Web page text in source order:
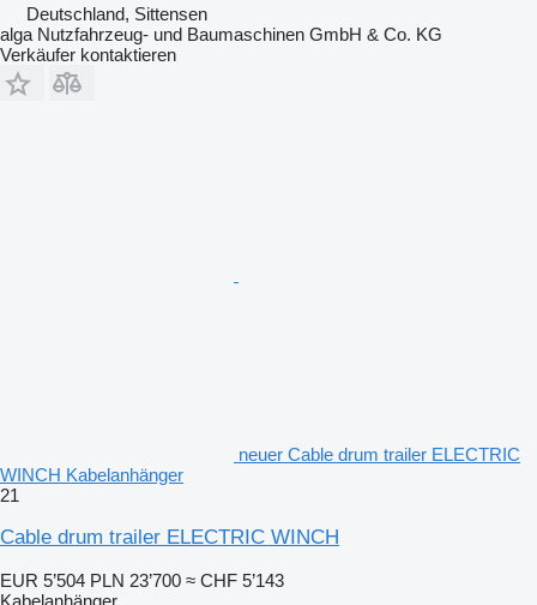
Deutschland, Sittensen
alga Nutzfahrzeug- und Baumaschinen GmbH & Co. KG
Verkäufer kontaktieren
neuer Cable drum trailer ELECTRIC
WINCH Kabelanhänger
21
Cable drum trailer ELECTRIC WINCH
EUR 5’504 PLN 23’700 ≈ CHF 5’143
Kabelanhänger